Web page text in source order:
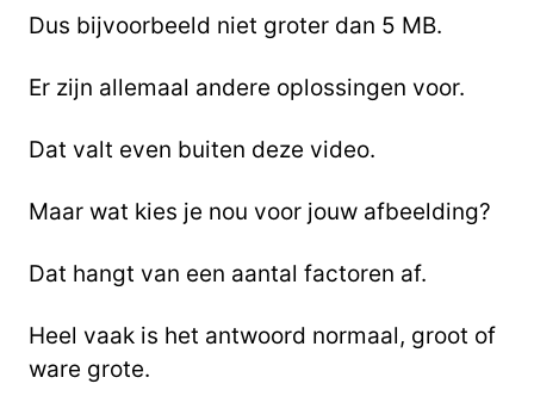
Dus bijvoorbeeld niet groter dan 5 MB.
Er zijn allemaal andere oplossingen voor.
Dat valt even buiten deze video.
Maar wat kies je nou voor jouw afbeelding?
Dat hangt van een aantal factoren af.
Heel vaak is het antwoord normaal, groot of
ware grote.